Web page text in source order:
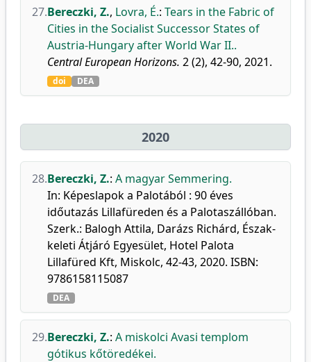
27.Bereczki, Z., Lovra, É.: Tears in the Fabric of
Cities in the Socialist Successor States of
Austria-Hungary after World War II..
Central European Horizons. 2 (2), 42-90, 2021.
doi DEA
2020
28.Bereczki, Z.: A magyar Semmering.
In: Képeslapok a Palotából : 90 éves
időutazás Lillafüreden és a Palotaszállóban.
Szerk.: Balogh Attila, Darázs Richárd, Észak-
keleti Átjáró Egyesület, Hotel Palota
Lillafüred Kft, Miskolc, 42-43, 2020. ISBN:
9786158115087
DEA
29.Bereczki, Z.: A miskolci Avasi templom
gótikus kőtöredékei.